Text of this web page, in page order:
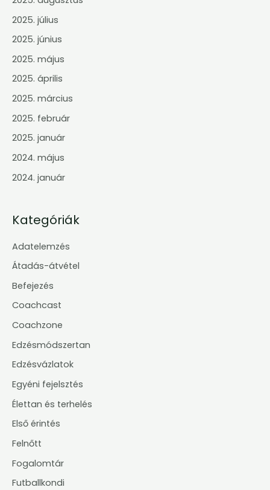
2025. július
2025. június
2025. május
2025. április
2025. március
2025. február
2025. január
2024. május
2024. január
Kategóriák
Adatelemzés
Átadás-átvétel
Befejezés
Coachcast
Coachzone
Edzésmódszertan
Edzésvázlatok
Egyéni fejelsztés
Élettan és terhelés
Első érintés
Felnőtt
Fogalomtár
Futballkondi